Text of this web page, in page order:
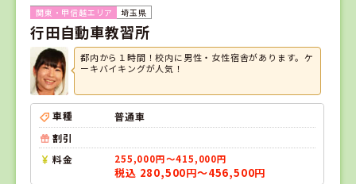
埼玉県
行田自動車教習所
都内から１時間！校内に男性・女性宿舎があります。ケ
ーキバイキングが人気！
車種
普通車
割引
料金
255,000円～415,000円
税込 280,500円～456,500円